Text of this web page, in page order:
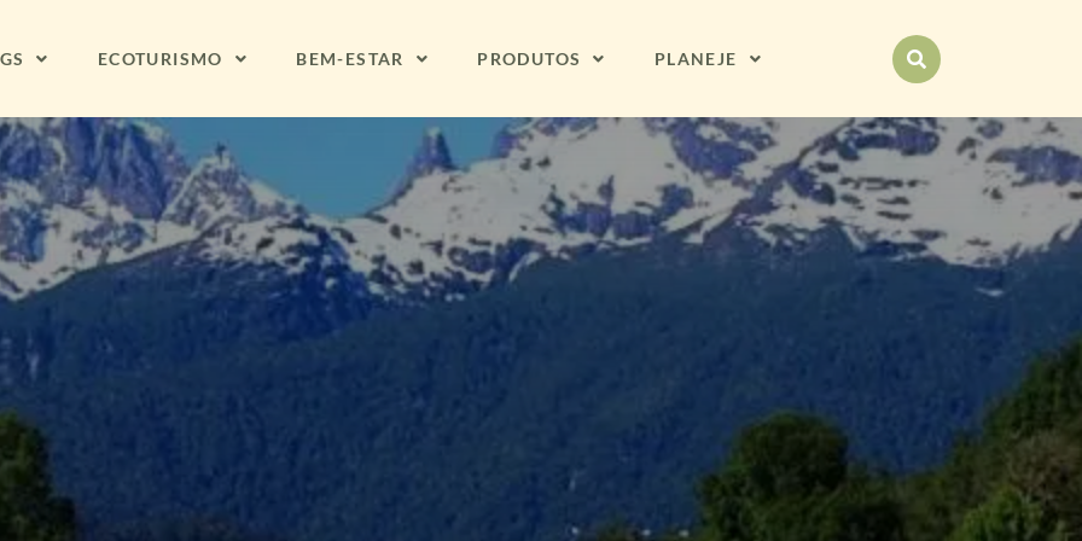
ECOTURISMO BEM-ESTAR PRODUTOS PLANEJE